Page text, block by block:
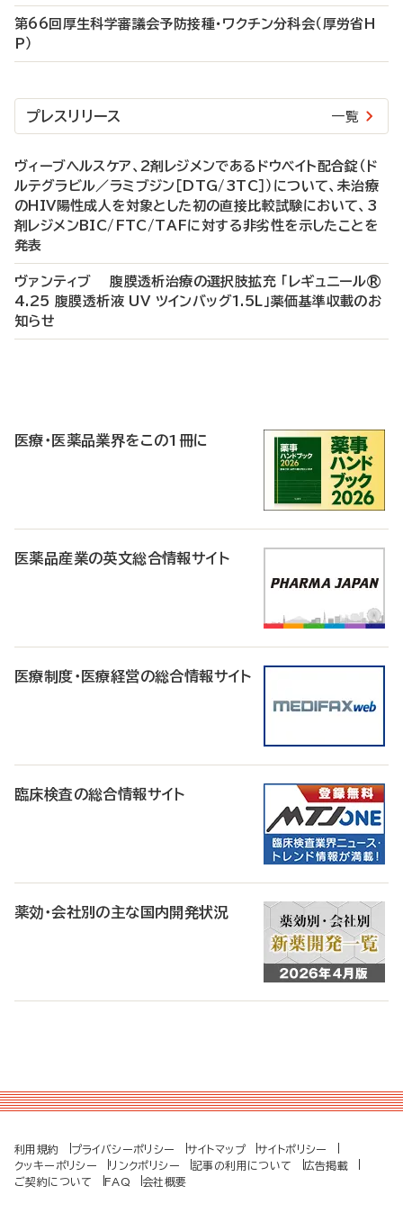
第66回厚生科学審議会予防接種・ワクチン分科会（厚労省H
P）
プレスリリース 一覧
ヴィーブヘルスケア、2剤レジメンであるドウベイト配合錠（ド
ルテグラビル／ラミブジン［DTG/3TC］）について、未治療
のHIV陽性成人を対象とした初の直接比較試験において、3
剤レジメンBIC/FTC/TAFに対する非劣性を示したことを
発表
ヴァンティブ 腹膜透析治療の選択肢拡充 「レギュニール®
4.25 腹膜透析液 UV ツインバッグ1.5L」薬価基準収載のお
知らせ
医療・医薬品業界をこの1冊に
医薬品産業の英文総合情報サイト
医療制度・医療経営の総合情報サイト
臨床検査の総合情報サイト
薬効・会社別の主な国内開発状況
利用規約 プライバシーポリシー サイトマップ
サイトポリシー
クッキーポリシー
リンクポリシー 記事の利用について
広告掲載
ご契約について
FAQ 会社概要